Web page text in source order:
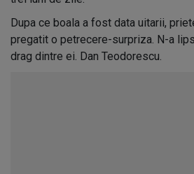
Dupa ce boala a fost data uitarii,
pregatit o petrecere-surpriza. N-a
drag dintre ei. Dan Teodorescu.